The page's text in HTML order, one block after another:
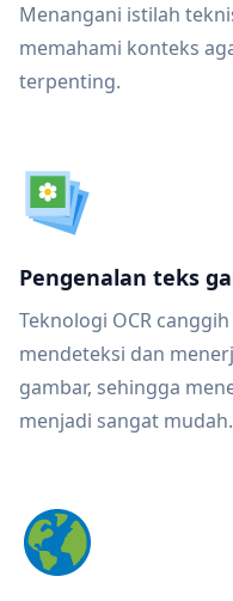
Menangani istilah
memahami konteks
terpenting.
Pengenalan teks
Teknologi OCR
mendeteksi dan
gambar, sehingga
menjadi sangat mudah.